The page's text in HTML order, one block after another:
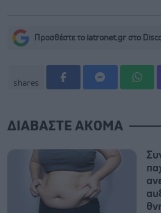
Προσθέστε το iatronet.gr στο
shares
ΔΙΑΒΑΣΤΕ ΑΚΟΜΑ